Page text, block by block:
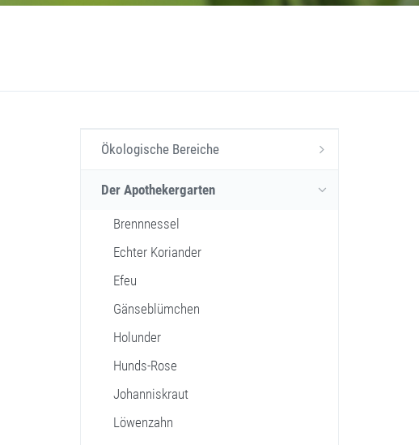
Ökologische Bereiche
Der Apothekergarten
Brennnessel
Echter Koriander
Efeu
Gänseblümchen
Holunder
Hunds-Rose
Johanniskraut
Löwenzahn